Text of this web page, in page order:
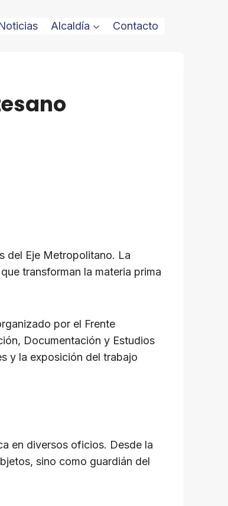
Alcaldía Contacto
del Eje Metropolitano. La
transforman la materia prima
por el Frente
Documentación y Estudios
y la exposición del trabajo
en diversos oficios. Desde la
sino como guardián del